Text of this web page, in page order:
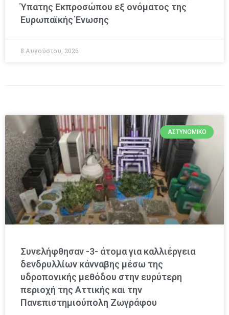
Ύπατης Εκπροσώπου εξ ονόματος της
Ευρωπαϊκής Ένωσης
8 Αυγούστου, 2026
ΑΣΤΥΝΟΜΙΚΌ
Συνελήφθησαν -3- άτομα για καλλιέργεια
δενδρυλλίων κάνναβης μέσω της
υδροπονικής μεθόδου στην ευρύτερη
περιοχή της Αττικής και την
Πανεπιστημιούπολη Ζωγράφου